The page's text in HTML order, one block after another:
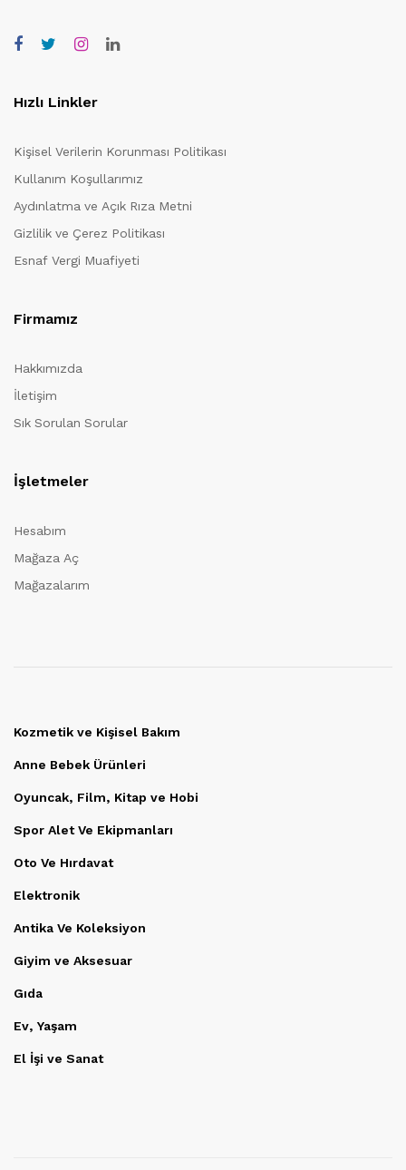
Hızlı Linkler
Kişisel Verilerin Korunması Politikası
Kullanım Koşullarımız
Aydınlatma ve Açık Rıza Metni
Gizlilik ve Çerez Politikası
Esnaf Vergi Muafiyeti
Firmamız
Hakkımızda
İletişim
Sık Sorulan Sorular
İşletmeler
Hesabım
Mağaza Aç
Mağazalarım
Kozmetik ve Kişisel Bakım
Anne Bebek Ürünleri
Oyuncak, Film, Kitap ve Hobi
Spor Alet Ve Ekipmanları
Oto Ve Hırdavat
Elektronik
Antika Ve Koleksiyon
Giyim ve Aksesuar
Gıda
Ev, Yaşam
El İşi ve Sanat